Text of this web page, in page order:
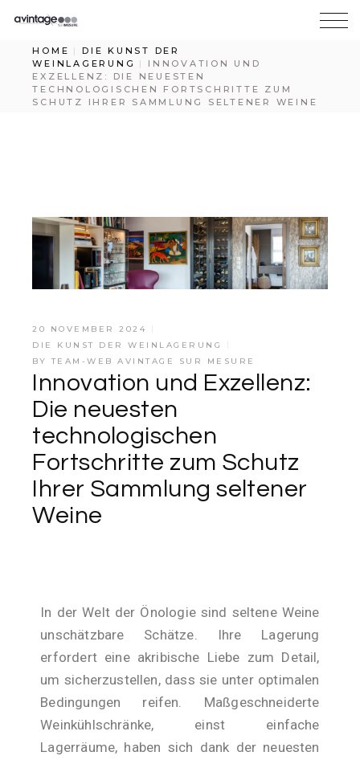
HOME
DIE KUNST DER
WEINLAGERUNG
INNOVATION UND
EXZELLENZ: DIE NEUESTEN
TECHNOLOGISCHEN FORTSCHRITTE ZUM
SCHUTZ IHRER SAMMLUNG SELTENER WEINE
20 NOVEMBER 2024
DIE KUNST DER WEINLAGERUNG
BYTEAM-WEB AVINTAGE SUR MESURE
Innovation und Exzellenz:
Die neuesten
technologischen
Fortschritte zum Schutz
Ihrer Sammlung seltener
Weine
In der Welt der Önologie sind seltene Weine
unschätzbare Schätze. Ihre Lagerung
erfordert eine akribische Liebe zum Detail,
um sicherzustellen, dass sie unter optimalen
Bedingungen reifen. Maßgeschneiderte
Weinkühlschränke, einst einfache
Lagerräume, haben sich dank der neuesten